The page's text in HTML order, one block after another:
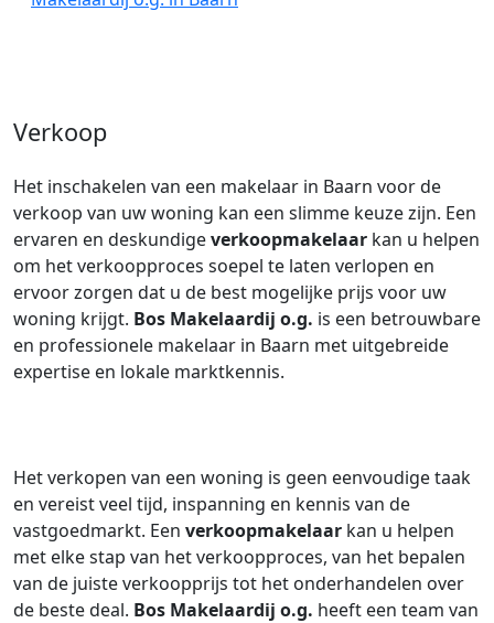
Verkoop
Het inschakelen van een makelaar in Baarn voor de
verkoop van uw woning kan een slimme keuze zijn. Een
ervaren en deskundigeverkoopmakelaar kan u helpen
om het verkoopproces soepel te laten verlopen en
ervoor zorgen dat u de best mogelijke prijs voor uw
woning krijgt. Bos Makelaardij o.g. is een betrouwbare
en professionele makelaar in Baarn met uitgebreide
expertise en lokale marktkennis.
Het verkopen van een woning is geen eenvoudige taak
en vereist veel tijd, inspanning en kennis van de
vastgoedmarkt. Een verkoopmakelaar kan u helpen
met elke stap van het verkoopproces, van het bepalen
van de juiste verkoopprijs tot het onderhandelen over
de beste deal. Bos Makelaardij o.g. heeft een team van